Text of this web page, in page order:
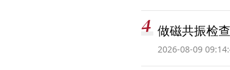
做磁共振检
2026-08-09